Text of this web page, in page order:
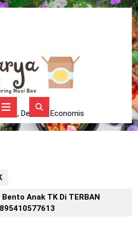
Delicius, Economis
Button
Anak TK Di TERBAN